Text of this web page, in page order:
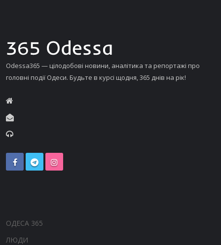
Odessa365 — цілодобові новини, аналітика та репортажі про
головні події Одеси. Будьте в курсі щодня, 365 днів на рік!
ОДЕСА 365
ЛЮДИ